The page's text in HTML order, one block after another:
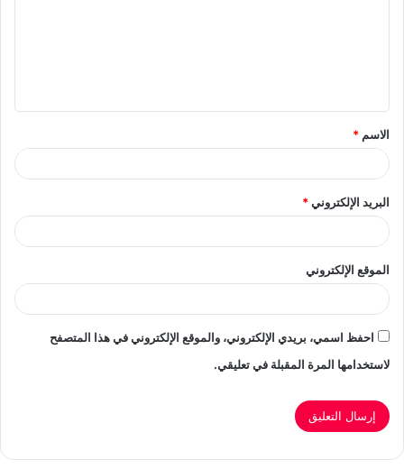
ق
*
الاسم *
البريد الإلكتروني*
الموقع الإلكتروني
احفظ اسمي، بريدي الإلكتروني، والموقع الإلكتروني في هذا المتصفح
لاستخدامها المرة المقبلة في تعليقي.